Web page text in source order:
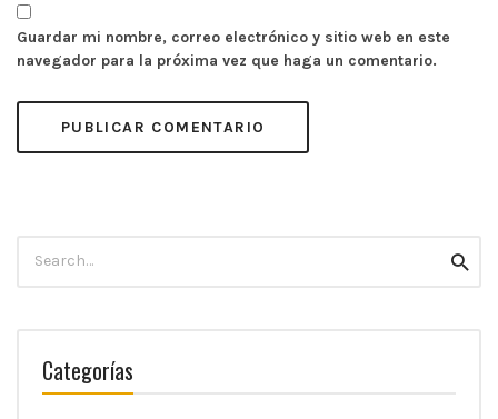
Guardar mi nombre, correo electrónico y sitio web en este
navegador para la próxima vez que haga un comentario.
for:
Categorías